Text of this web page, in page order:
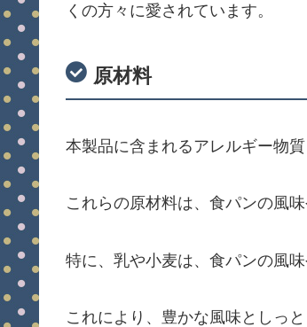
くの方々に愛されています。
原材料
本製品に含まれるアレルギー物
これらの原材料は、食パンの風
特に、乳や小麦は、食パンの風
これにより、豊かな風味としっ